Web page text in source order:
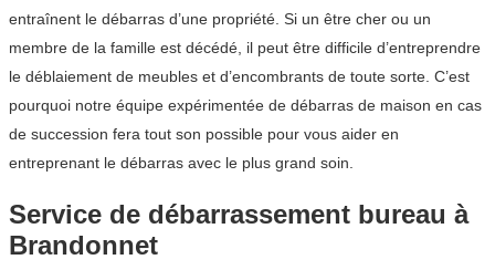
entraînent le débarras d’une propriété. Si un être cher ou un
membre de la famille est décédé, il peut être difficile d’entreprendre
le déblaiement de meubles et d’encombrants de toute sorte. C’est
pourquoi notre équipe expérimentée de débarras de maison en cas
de succession fera tout son possible pour vous aider en
entreprenant le débarras avec le plus grand soin.
Service de débarrassement bureau à
Brandonnet